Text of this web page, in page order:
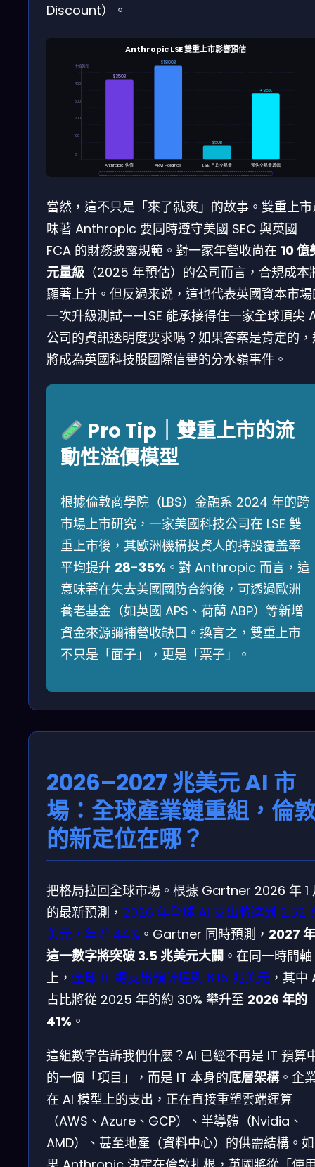
Discount）。
Anthropic LSE 雙重上市影響預估
十億美元
400
300
200
100
0
$350B
Anthropic 估值
$1,800B
ARM Holdings
$50B
LSE 日均交易量
+35%
預估交易量增幅
當然，這不只是「來了就爽」的故事。雙重上
味著 Anthropic 要同時遵守美國 SEC 與英國
FCA 的財務披露規範。對一家年營收尚在 10 億
元量級 （2025 年預估）的公司而言，合規成本
顯著上升。但反過来说，這也代表英國資本市
一次升級測試——LSE 能承接得住一家全球頂尖
公司的資訊透明度要求嗎？如果答案是肯定的
將成為英國科技股國際信譽的分水嶺事件。
Pro Tip｜雙重上市的流
動性溢價模型
根據倫敦商學院（LBS）金融系 2024 年的跨
市場上市研究，一家美國科技公司在 LSE 雙
重上市後，其歐洲機構投資人的持股覆盖率
平均提升 28-35% 。對 Anthropic 而言，這
意味著在失去美國國防合約後，可透過歐洲
養老基金（如英國 APS、荷蘭 ABP）等新增
資金來源彌補營收缺口。換言之，雙重上市
不只是「面子」，更是「票子」。
2026–2027 兆美元 AI 市
場：全球產業鏈重組，倫
的新定位在哪？
把格局拉回全球市場。根據 Gartner 2026 年 1
的最新預測， 2026 年全球 AI 支出將達到 2.52
美元，年增 44% 。Gartner 同時預測， 2027 年
這一數字將突破 3.5 兆美元大關 。在同一時間軸
上， 全球 IT 總支出預計達到 6.15 兆美元 ，其中
占比將從 2025 年的約 30% 攀升至 2026 年的
41% 。
這組數字告訴我們什麼？AI 已經不再是 IT 預算
的一個「項目」，而是 IT 本身的底層架構。企
在 AI 模型上的支出，正在直接重塑雲端運算
（AWS、Azure、GCP）、半導體（Nvidia、
AMD）、甚至地產（資料中心）的供需結構。如